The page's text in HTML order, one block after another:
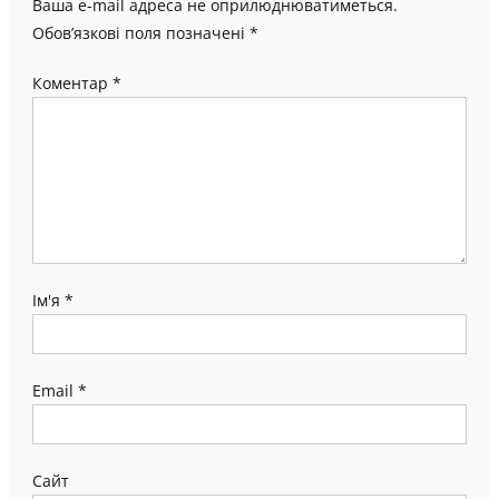
Ваша e-mail адреса не оприлюднюватиметься.
Обов’язкові поля позначені *
Коментар *
Ім'я *
Email *
Сайт